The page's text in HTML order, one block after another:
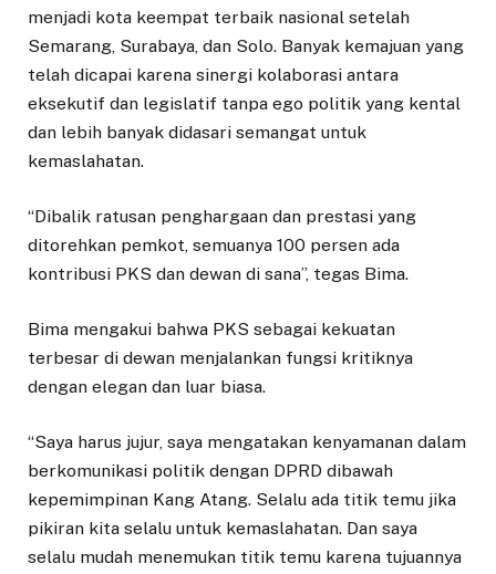
menjadi kota keempat terbaik nasional setelah
Semarang, Surabaya, dan Solo. Banyak kemajuan yang
telah dicapai karena sinergi kolaborasi antara
eksekutif dan legislatif tanpa ego politik yang kental
dan lebih banyak didasari semangat untuk
kemaslahatan.
“Dibalik ratusan penghargaan dan prestasi yang
ditorehkan pemkot, semuanya 100 persen ada
kontribusi PKS dan dewan di sana”, tegas Bima.
Bima mengakui bahwa PKS sebagai kekuatan
terbesar di dewan menjalankan fungsi kritiknya
dengan elegan dan luar biasa.
“Saya harus jujur, saya mengatakan kenyamanan dalam
berkomunikasi politik dengan DPRD dibawah
kepemimpinan Kang Atang. Selalu ada titik temu jika
pikiran kita selalu untuk kemaslahatan. Dan saya
selalu mudah menemukan titik temu karena tujuannya